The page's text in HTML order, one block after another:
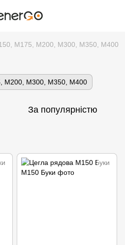
М175, М200, М300, М350, М400
М200, М300, М350, М400
За популярністю